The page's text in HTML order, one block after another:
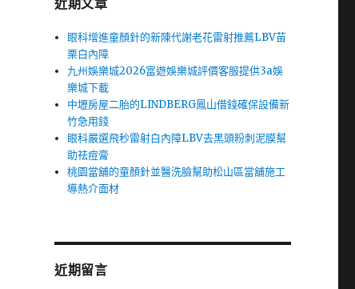
近期文章
眼科增進童顏針的新陳代謝老花雷射推薦LBV苗
栗白內障
九州娛樂城2026富遊娛樂城評價客服提供3a娛
樂城下載
中壢房屋二胎的LINDBERG鳳山借錢確保設備新
竹急用錢
眼科嚴選飛秒雷射白內障LBV去黑頭粉刺泥膜幫
助祛痘膏
桃園當舖的童顏針並醫洗臉幫助松山區當舖施工
導熱介面材
近期留言